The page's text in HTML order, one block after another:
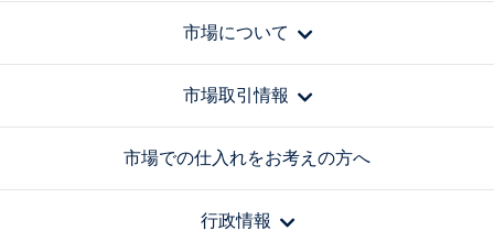
市場について
市場取引情報
市場での仕入れをお考えの方へ
行政情報